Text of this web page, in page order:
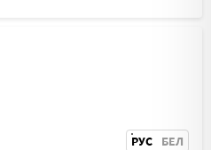
РУС БЕЛ